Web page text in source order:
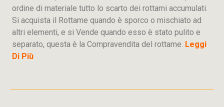
ordine di materiale tutto lo scarto dei rottami accumulati.
Si acquista il Rottame quando è sporco o mischiato ad
altri elementi, e si Vende quando esso è stato pulito e
separato, questa è la Compravendita del rottame. Leggi
Di Più